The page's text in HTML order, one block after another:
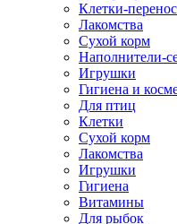
Клетки-
Лакомства
Сухой корм
Наполнители-
Игрушки
Гигиена и
Для птиц
Клетки
Сухой корм
Лакомства
Игрушки
Гигиена
Витамины
Для рыбок